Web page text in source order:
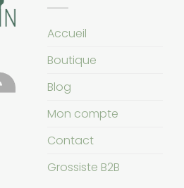
Accueil
Boutique
Blog
Mon compte
Contact
Grossiste B2B